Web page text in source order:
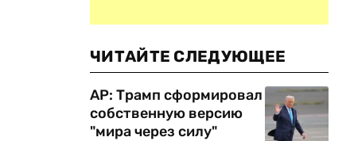
ЧИТАЙТЕ СЛЕДУЮЩЕЕ
AP: Трамп сформировал
собственную версию
"мира через силу"